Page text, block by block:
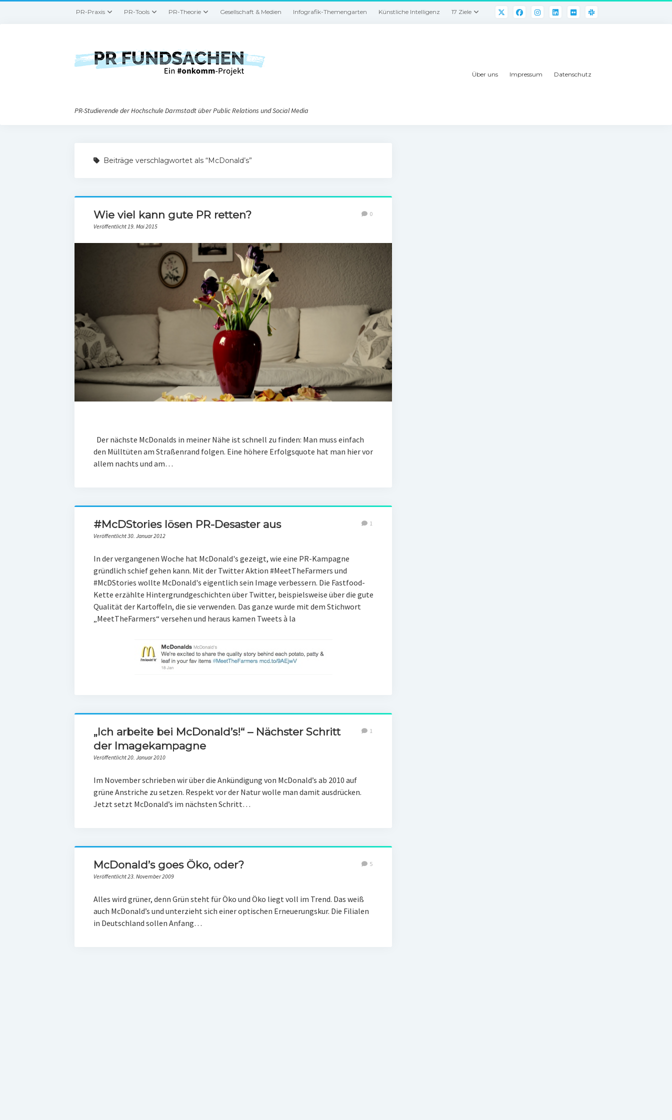
PR-Praxis PR-Tools PR-Theorie Gesellschaft & Medien Infografik-Themengarten Künstliche Intelligenz 17 Ziele
PR-Studierende der Hochschule Darmstadt über Public Relations und Social Media
Über uns Impressum Datenschutz
Beiträge verschlagwortet als “McDonald’s”
Wie viel kann gute PR retten?
Veröffentlicht 19. Mai 2015
0
Der nächste McDonalds in meiner Nähe ist schnell zu finden: Man muss einfach
den Mülltüten am Straßenrand folgen. Eine höhere Erfolgsquote hat man hier vor
allem nachts und am…
#McDStories lösen PR-Desaster aus
Veröffentlicht 30. Januar 2012
1
In der vergangenen Woche hat McDonald's gezeigt, wie eine PR-Kampagne
gründlich schief gehen kann. Mit der Twitter Aktion #MeetTheFarmers und
#McDStories wollte McDonald's eigentlich sein Image verbessern. Die Fastfood-
Kette erzählte Hintergrundgeschichten über Twitter, beispielsweise über die gute
Qualität der Kartoffeln, die sie verwenden. Das ganze wurde mit dem Stichwort
„MeetTheFarmers“ versehen und heraus kamen Tweets à la
„Ich arbeite bei McDonald’s!“ – Nächster Schritt
der Imagekampagne
Veröffentlicht 20. Januar 2010
1
Im November schrieben wir über die Ankündigung von McDonald’s ab 2010 auf
grüne Anstriche zu setzen. Respekt vor der Natur wolle man damit ausdrücken.
Jetzt setzt McDonald’s im nächsten Schritt…
McDonald’s goes Öko, oder?
Veröffentlicht 23. November 2009
5
Alles wird grüner, denn Grün steht für Öko und Öko liegt voll im Trend. Das weiß
auch McDonald’s und unterzieht sich einer optischen Erneuerungskur. Die Filialen
in Deutschland sollen Anfang…